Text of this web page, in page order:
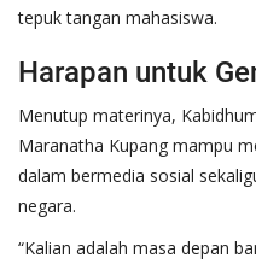
tepuk tangan mahasiswa.
Harapan untuk
Menutup materinya,
Maranatha Kupang mampu
dalam bermedia sosial
negara.
“Kalian adalah masa depan